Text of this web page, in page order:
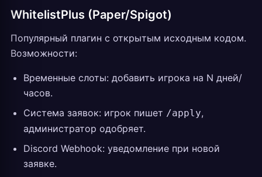
WhitelistPlus (Paper/Spigot)
Популярный плагин с открытым исходным кодом.
Возможности:
Временные слоты: добавить игрока на N дней/
часов.
Система заявок: игрок пишет /apply,
администратор одобряет.
Discord Webhook: уведомление при новой
заявке.